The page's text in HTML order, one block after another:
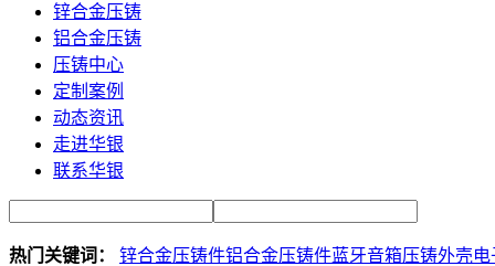
锌合金压铸
铝合金压铸
压铸中心
定制案例
动态资讯
走进华银
联系华银
热门关键词： 锌合金压铸件铝合金压铸件蓝牙音箱压铸外壳